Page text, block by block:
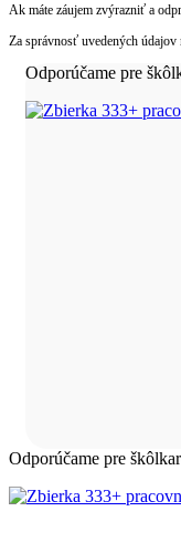
Ak máte záujem zvýrazniť a
Za správnosť uvedených
Odporúčame pre
Odporúčame pre